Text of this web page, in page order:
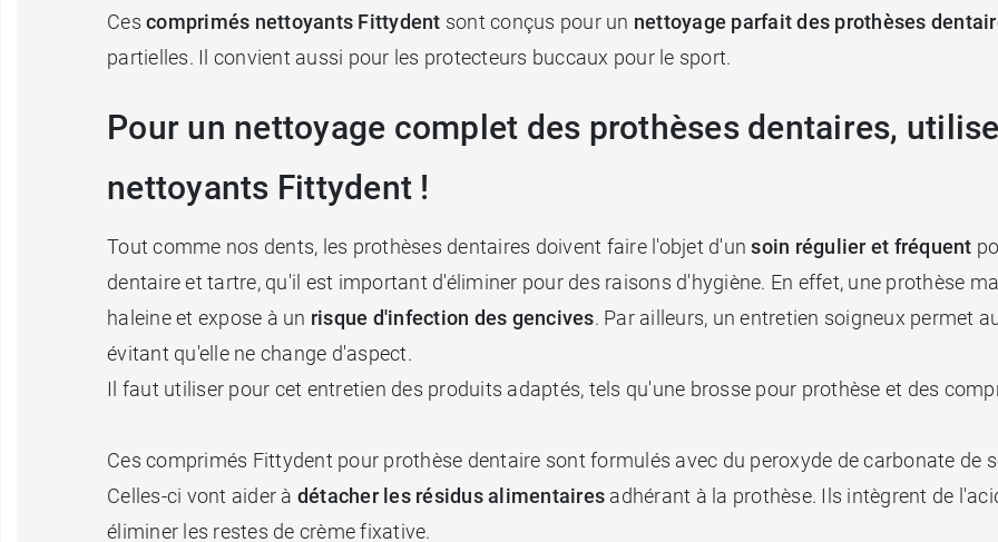
Ces comprimés nettoyants Fittydent sont conçus pour un nettoyage parfait des prothèses
partielles. Il convient aussi pour les protecteurs buccaux pour le sport.
Pour un nettoyage complet des prothèses dentaires,
nettoyants Fittydent !
Tout comme nos dents, les prothèses dentaires doivent faire l'objet d'unsoin régulier et fréquent
dentaire et tartre, qu'il est important d'éliminer pour des raisons d'hygiène. En effet, une prothèse
haleine et expose à un risque d'infection des gencives. Par ailleurs, un entretien soigneux permet
évitant qu'elle ne change d'aspect.
Il faut utiliser pour cet entretien des produits adaptés, tels qu'une brosse pour prothèse et des
Ces comprimés Fittydent pour prothèse dentaire sont formulés avec du peroxyde de carbonate de
Celles-ci vont aider à détacher les résidus alimentaires adhérant à la prothèse. Ils intègrent de
éliminer les restes de crème fixative.